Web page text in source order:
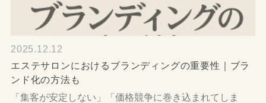
2025.12.12
エステサロンにおけるブランディングの重要性｜ブラ
ンド化の方法も
「集客が安定しない」「価格競争に巻き込まれてしま